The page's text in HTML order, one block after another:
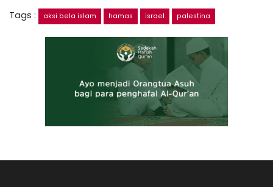
Tags : aksi bela islam hamas israel palestina